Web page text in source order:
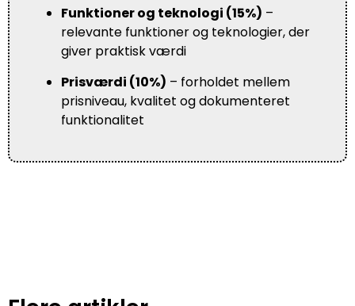
Funktioner og teknologi (15%) –
relevante funktioner og teknologier, der
giver praktisk værdi
Prisværdi (10%) – forholdet mellem
prisniveau, kvalitet og dokumenteret
funktionalitet